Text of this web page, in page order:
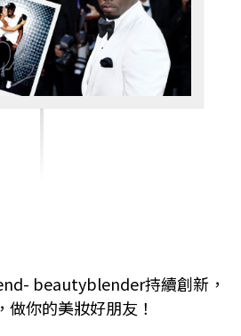
beautyblender持續創新，
做你的美妝好朋友！